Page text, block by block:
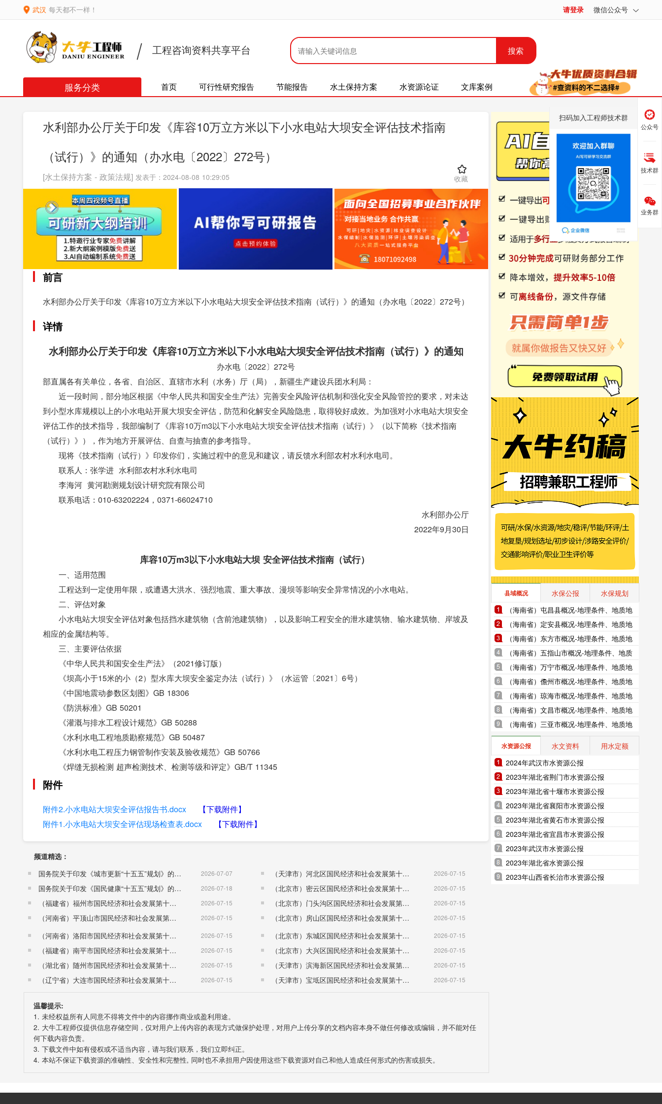
武汉 每天都不一样！ 请登录 微信公众号
工程咨询资料共享平台 搜索
服务分类 首页 可行性研究报告 节能报告 水土保持方案 水资源论证 文库案例
水利部办公厅关于印发《库容10万立方米以下小水电站大坝安全评估技术指南
（试行）》的通知（办水电〔2022〕272号）
[水土保持方案 - 政策法规] 发表于：2024-08-08 10:29:05 收藏
前言
水利部办公厅关于印发《库容10万立方米以下小水电站大坝安全评估技术指南（试行）》的通知（办水电〔2022〕272号）
详情
水利部办公厅关于印发《库容10万立方米以下小水电站大坝安全评估技术指南（试行）》的通知
办水电〔2022〕272号
部直属各有关单位，各省、自治区、直辖市水利（水务）厅（局），新疆生产建设兵团水利局：
近一段时间，部分地区根据《中华人民共和国安全生产法》完善安全风险评估机制和强化安全风险管控的要求，对未达
到小型水库规模以上的小水电站开展大坝安全评估，防范和化解安全风险隐患，取得较好成效。为加强对小水电站大坝安全
评估工作的技术指导，我部编制了《库容10万m3以下小水电站大坝安全评估技术指南（试行）》（以下简称《技术指南
（试行）》），作为地方开展评估、自查与抽查的参考指导。
现将《技术指南（试行）》印发你们，实施过程中的意见和建议，请反馈水利部农村水利水电司。
联系人：张学进 水利部农村水利水电司
李海河 黄河勘测规划设计研究院有限公司
联系电话：010-63202224，0371-66024710
水利部办公厅
2022年9月30日
库容10万m3以下小水电站大坝 安全评估技术指南（试行）
一、适用范围
工程达到一定使用年限，或遭遇大洪水、强烈地震、重大事故、漫坝等影响安全异常情况的小水电站。
二、评估对象
小水电站大坝安全评估对象包括挡水建筑物（含前池建筑物），以及影响工程安全的泄水建筑物、输水建筑物、岸坡及
相应的金属结构等。
三、主要评估依据
《中华人民共和国安全生产法》（2021修订版）
《坝高小于15米的小（2）型水库大坝安全鉴定办法（试行）》（水运管〔2021〕6号）
《中国地震动参数区划图》GB 18306
《防洪标准》GB 50201
《灌溉与排水工程设计规范》GB 50288
《水利水电工程地质勘察规范》GB 50487
《水利水电工程压力钢管制作安装及验收规范》GB 50766
《焊缝无损检测 超声检测技术、检测等级和评定》GB/T 11345
《水利水电工程钢闸门制造、安装及验收规范》GB/T 14173
《土工试验方法》GB/T 50123
《混凝土结构试验方法标准》GB/T 50152
《砌体工程现场检测技术标准》GB/T 50315
《小型水电站安全检测与评价规范》GB/T 50876
《砌石坝设计规范》SL 25
《水利水电启闭机设计规范》SL 41
《水利水电工程设计洪水计算规范》SL 44
《水利水电工程钢闸门设计规范》SL 74
《水利水电工程等级划分及洪水标准》SL 252
《水库大坝安全评价导则》SL 258
《水闸设计规范》SL 265
《水工隧洞设计规范》SL 279
《混凝土拱坝设计规范》SL 282
《混凝土重力坝设计规范》SL 319
附件
附件2.小水电站大坝安全评估报告书.docx
【下载附件】
附件1.小水电站大坝安全评估现场检查表.docx
【下载附件】
频道精选：
国务院关于印发《城市更新“十五五”规划》的通知（国发〔2026〕12号）
2026-07-07
国务院关于印发《国民健康“十五五”规划》的通知 （国发〔2026〕23号） 2026-07-18
（福建省）福州市国民经济和社会发展第十五个五年规划纲要 2026-07-15
（河南省）平顶山市国民经济和社会发展第十五个五年规划纲要 2026-07-15
（河南省）洛阳市国民经济和社会发展第十五个五年规划纲要 2026-07-15
（福建省）南平市国民经济和社会发展第十五个五年规划纲要 2026-07-15
（湖北省）随州市国民经济和社会发展第十五个五年规划纲要 2026-07-15
（辽宁省）大连市国民经济和社会发展第十五个五年规划纲要 2026-07-15
（天津市）河北区国民经济和社会发展第十五个五年规划纲要 2026-07-15
（北京市）密云区国民经济和社会发展第十五个五年规划纲要 2026-07-15
（北京市）门头沟区国民经济和社会发展第十五个五年规划纲要 2026-07-15
（北京市）房山区国民经济和社会发展第十五个五年规划纲要 2026-07-15
（北京市）东城区国民经济和社会发展第十五个五年规划纲要 2026-07-15
（北京市）大兴区国民经济和社会发展第十五个五年规划纲要 2026-07-15
（天津市）滨海新区国民经济和社会发展第十五个五年规划纲要 2026-07-15
（天津市）宝坻区国民经济和社会发展第十五个五年规划纲要 2026-07-15
温馨提示:
1. 未经权益所有人同意不得将文件中的内容挪作商业或盈利用途。
2. 大牛工程师仅提供信息存储空间，仅对用户上传内容的表现方式做保护处理，对用户上传分享的文档内容本身不做任何修改或编辑，并不能对任
何下载内容负责。
3. 下载文件中如有侵权或不适当内容，请与我们联系，我们立即纠正。
4. 本站不保证下载资源的准确性、安全性和完整性, 同时也不承担用户因使用这些下载资源对自己和他人造成任何形式的伤害或损失。
县域概况 水保公报
水保规划
（海南省）屯昌县概况-地理条件、地质地
貌、气象水文、地形图水系图
（海南省）定安县概况-地理条件、地质地
貌、气象水文、地形图水系图
（海南省）东方市概况-地理条件、地质地
貌、气象水文、地形图水系图
（海南省）五指山市概况-地理条件、地质
地貌、气象水文、地形图水系图
（海南省）万宁市概况-地理条件、地质地
貌、气象水文、地形图水系图
（海南省）儋州市概况-地理条件、地质地
貌、气象水文、地形图水系图
（海南省）琼海市概况-地理条件、地质地
貌、气象水文、地形图水系图
（海南省）文昌市概况-地理条件、地质地
貌、气象水文、地形图水系图
（海南省）三亚市概况-地理条件、地质地
貌、气象水文、地形图水系图
水资源公报 水文资料
用水定额
2024年武汉市水资源公报
2023年湖北省荆门市水资源公报
2023年湖北省十堰市水资源公报
2023年湖北省襄阳市水资源公报
2023年湖北省黄石市水资源公报
2023年湖北省宜昌市水资源公报
2023年武汉市水资源公报
2023年湖北省水资源公报
2023年山西省长治市水资源公报
公众号
技术群
扫码加入工程师技术群
业务群